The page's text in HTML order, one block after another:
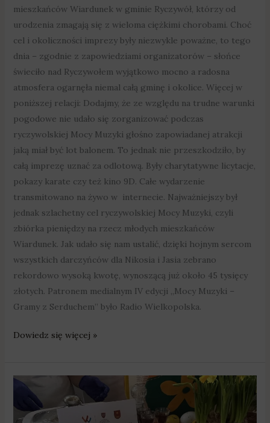
mieszkańców Wiardunek w gminie Ryczywół, którzy od
urodzenia zmagają się z wieloma ciężkimi chorobami. Choć
cel i okoliczności imprezy były niezwykle poważne, to tego
dnia – zgodnie z zapowiedziami organizatorów – słońce
świeciło nad Ryczywołem wyjątkowo mocno a radosna
atmosfera ogarnęła niemal całą gminę i okolice. Więcej w
poniższej relacji: Dodajmy, że ze względu na trudne warunki
pogodowe nie udało się zorganizować podczas
ryczywolskiej Mocy Muzyki głośno zapowiadanej atrakcji
jaką miał być lot balonem. To jednak nie przeszkodziło, by
całą imprezę uznać za odlotową. Były charytatywne licytacje,
pokazy karate czy też kino 9D. Całe wydarzenie
transmitowano na żywo w internecie. Najważniejszy był
jednak szlachetny cel ryczywolskiej Mocy Muzyki, czyli
zbiórka pieniędzy na rzecz młodych mieszkańców
Wiardunek. Jak udało się nam ustalić, dzięki hojnym sercom
wszystkich darczyńców dla Nikosia i Jasia zebrano
rekordowo wysoką kwotę, wynoszącą już około 45 tysięcy
złotych. Patronem medialnym IV edycji „Mocy Muzyki –
Gramy z Serduchem” było Radio Wielkopolska.
Dowiedz się więcej »
Tarli
chrzan
na